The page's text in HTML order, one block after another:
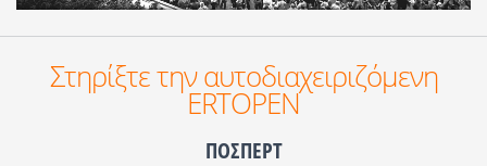
Στηρίξτε την αυτοδιαχειριζόμενη
ERTOPEN
ΠΟΣΠΕΡΤ